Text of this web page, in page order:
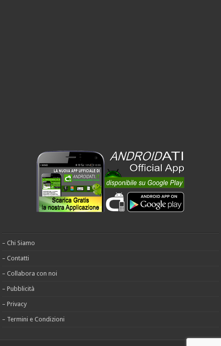
– Chi Siamo
– Contatti
– Collabora con noi
– Pubblicità
– Privacy
– Termini e Condizioni